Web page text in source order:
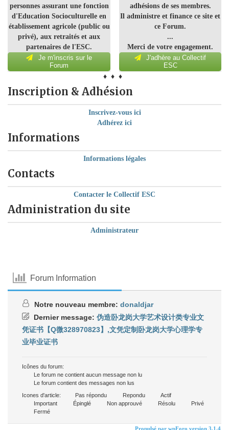
personnes assurant une fonction
d'Education Socioculturelle en
établissement agricole (public ou
privé), aux retraités et aux
partenaires de l'ESC.
Je m'inscris sur le
Forum
adhésions de ses membres.
Il administre et finance ce site et
ce Forum.
...
Merci de votre engagement.
J'adhère au Collectif
ESC
♦ ♦ ♦
Inscription & Adhésion
Inscrivez-vous ici
Adhérez ici
Informations
Informations légales
Contacts
Contacter le Collectif ESC
Administration du site
Administrateur
Forum Information
Notre nouveau membre: donaldjar
Dernier message: 伪造卧龙岗大学艺术设计类专业文
凭证书【Q微328970823】,文凭定制卧龙岗大学心理学专
业毕业证书
Icônes du forum:
Le forum ne contient aucun message non lu
Le forum contient des messages non lus
Icones d'article:
Pas répondu Repondu
Actif
Important
Épinglé Non approuvé Résolu
Privé
Fermé
Propulsé par wpForo version 3.1.4